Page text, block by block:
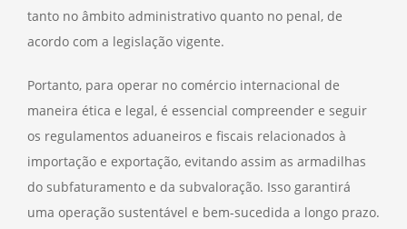
tanto no âmbito administrativo quanto no penal, de
acordo com a legislação vigente.
Portanto, para operar no comércio internacional de
maneira ética e legal, é essencial compreender e seguir
os regulamentos aduaneiros e fiscais relacionados à
importação e exportação, evitando assim as armadilhas
do subfaturamento e da subvaloração. Isso garantirá
uma operação sustentável e bem-sucedida a longo prazo.